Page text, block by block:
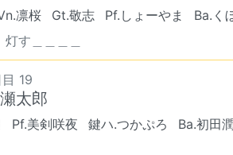
凛桜 Gt.敬志 Pf.しょーやま Ba.く
す＿＿＿＿
19
太郎
Pf.美剣咲夜 鍵ハ.つかぷろ Ba.初田